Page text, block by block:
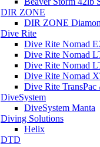
DIR ZONE
DIR ZONE
Dive Rite
Dive Rite Nomad
Dive Rite Nomad
Dive Rite Nomad
Dive Rite Nomad
Dive Rite TransPac
DiveSystem
DiveSystem Manta
Diving Solutions
Helix
DTD